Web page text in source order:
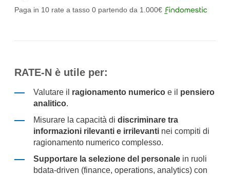
Paga in 10 rate a tasso 0 partendo da 1.000€
RATE-N è utile per:
Valutare il ragionamento numericoe il pensiero
analitico.
Misurare la capacità di discriminare tra
informazioni rilevanti e irrilevantinei compiti di
ragionamento numerico complesso.
Supportare la selezione del personalein ruoli
bdata-driven (finance, operations, analytics) con